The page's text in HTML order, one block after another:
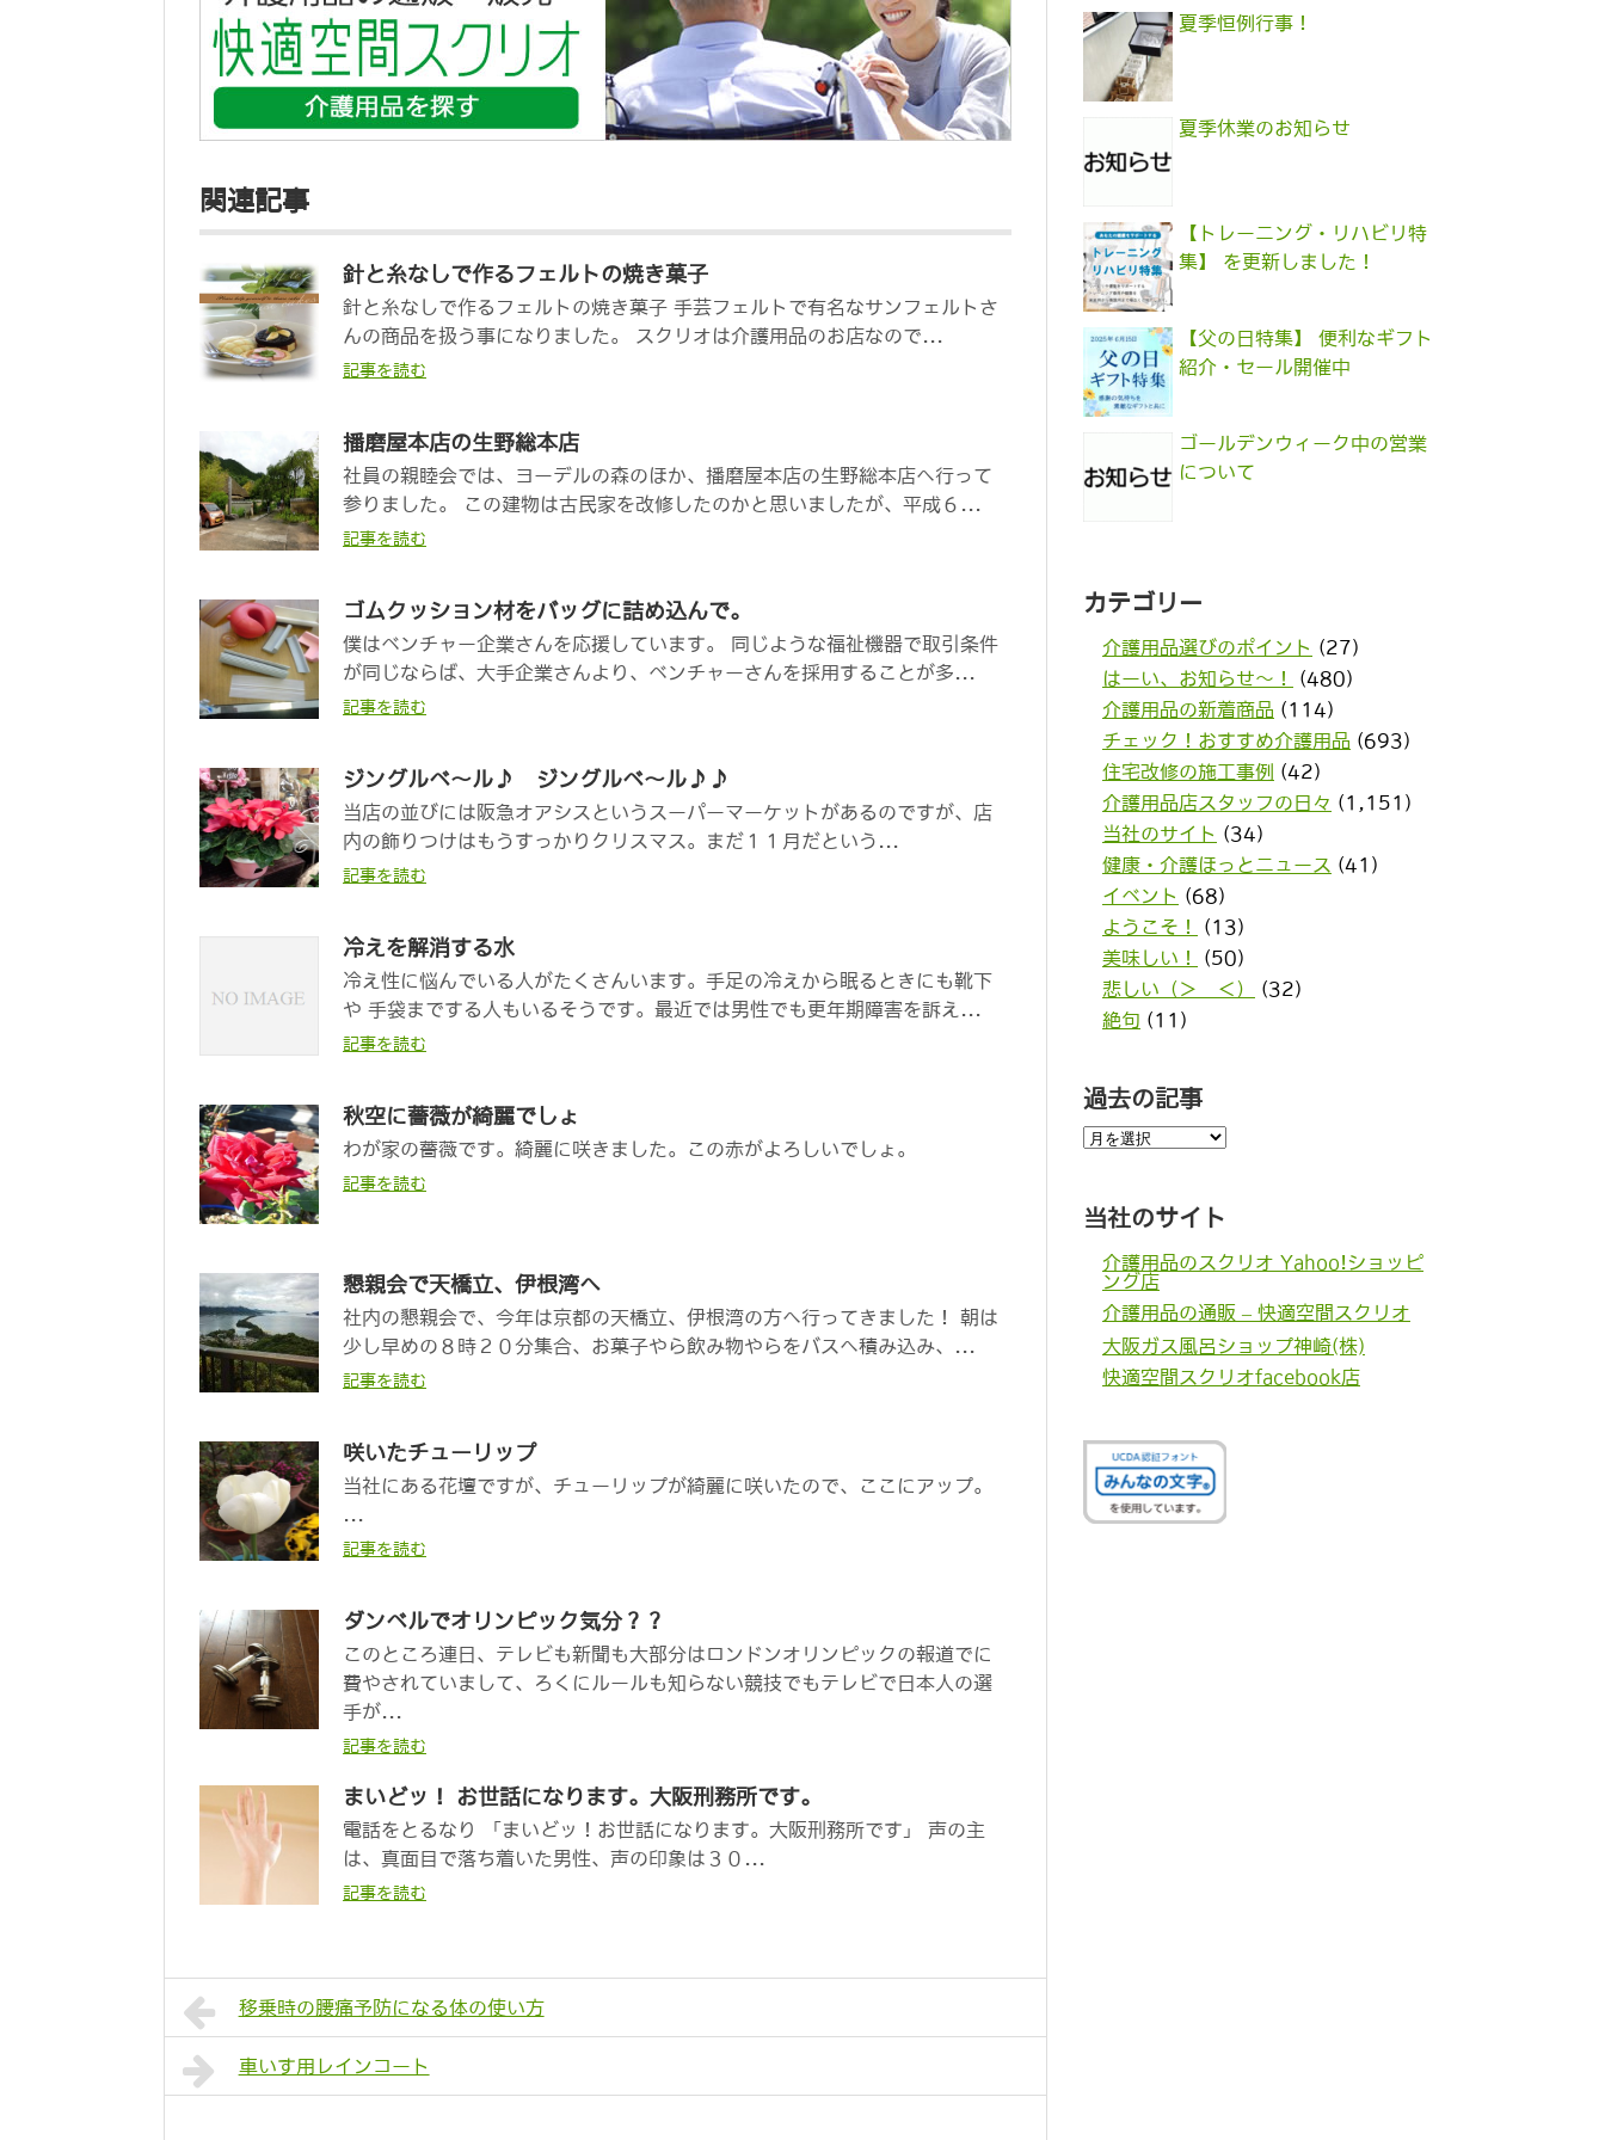
関連記事
針と糸なしで作るフェルトの焼き菓子
針と糸なしで作るフェルトの焼き菓子 手芸フェルトで有名なサンフェルトさ
んの商品を扱う事になりました。 スクリオは介護用品のお店なので...
記事を読む
播磨屋本店の生野総本店
社員の親睦会では、ヨーデルの森のほか、播磨屋本店の生野総本店へ行って
参りました。 この建物は古民家を改修したのかと思いましたが、平成６...
記事を読む
ゴムクッション材をバッグに詰め込んで。
僕はベンチャー企業さんを応援しています。 同じような福祉機器で取引条件
が同じならば、大手企業さんより、ベンチャーさんを採用することが多...
記事を読む
ジングルベ～ル♪ ジングルベ～ル♪♪
当店の並びには阪急オアシスというスーパーマーケットがあるのですが、店
内の飾りつけはもうすっかりクリスマス。まだ１１月だという...
記事を読む
冷えを解消する水
冷え性に悩んでいる人がたくさんいます。手足の冷えから眠るときにも靴下
や 手袋までする人もいるそうです。最近では男性でも更年期障害を訴え...
記事を読む
秋空に薔薇が綺麗でしょ
わが家の薔薇です。綺麗に咲きました。この赤がよろしいでしょ。
記事を読む
懇親会で天橋立、伊根湾へ
社内の懇親会で、今年は京都の天橋立、伊根湾の方へ行ってきました！ 朝は
少し早めの８時２０分集合、お菓子やら飲み物やらをバスへ積み込み、...
記事を読む
咲いたチューリップ
当社にある花壇ですが、チューリップが綺麗に咲いたので、ここにアップ。
記事を読む
ダンベルでオリンピック気分？？
このところ連日、テレビも新聞も大部分はロンドンオリンピックの報道でに
費やされていまして、ろくにルールも知らない競技でもテレビで日本人の選
手が...
記事を読む
まいどッ！ お世話になります。大阪刑務所です。
電話をとるなり 「まいどッ！お世話になります。大阪刑務所です」 声の主
は、真面目で落ち着いた男性、声の印象は３０...
記事を読む
移乗時の腰痛予防になる体の使い方
車いす用レインコート
夏季恒例行事！
夏季休業のお知らせ
【トレーニング・リハビリ特
集】 を更新しました！
【父の日特集】 便利なギフト
紹介・セール開催中
ゴールデンウィーク中の営業
について
カテゴリー
介護用品選びのポイント (27)
はーい、お知らせ〜！
(480)
介護用品の新着商品 (114)
チェック！おすすめ介護用品 (693)
住宅改修の施工事例 (42)
介護用品店スタッフの日々 (1,151)
当社のサイト (34)
健康・介護ほっとニュース (41)
イベント (68)
ようこそ！
(13)
美味しい！
(50)
悲しい（＞＿＜）
(32)
絶句 (11)
過去の記事
過
去
事
当社のサイト
介護用品のスクリオ Yahoo!ショッピ
ング店
介護用品の通販 – 快適空間スクリオ
大阪ガス風呂ショップ神崎(株)
快適空間スクリオfacebook店